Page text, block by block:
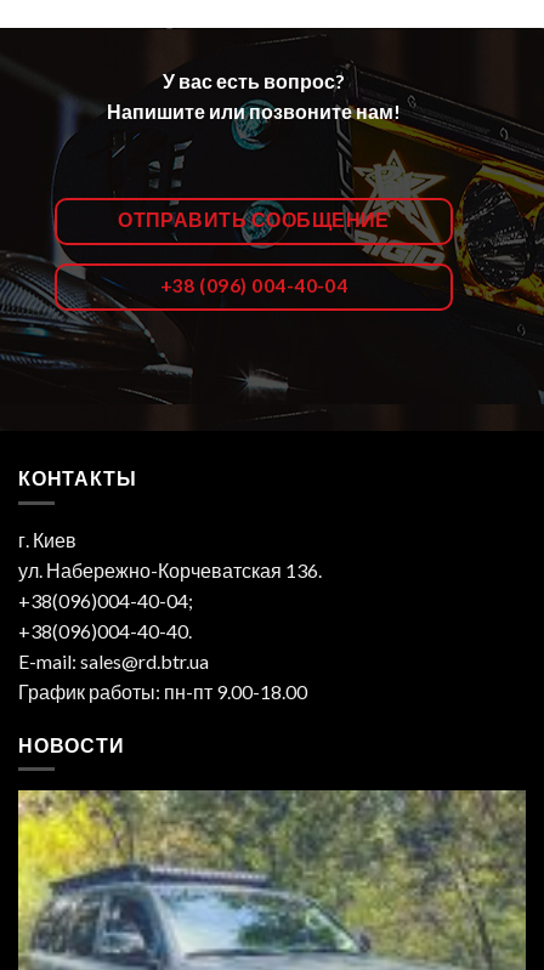
У вас есть вопрос?
Напишите или позвоните нам!
ОТПРАВИТЬ СООБЩЕНИЕ
+38 (096) 004-40-04
КОНТАКТЫ
г. Киев
ул. Набережно-Корчеватская 136.
+38(096)004-40-04;
+38(096)004-40-40.
E-mail: sales@rd.btr.ua
График работы: пн-пт 9.00-18.00
НОВОСТИ